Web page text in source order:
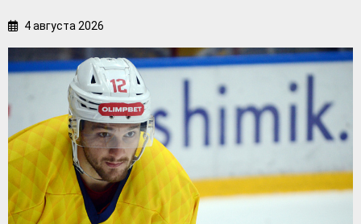
4 августа 2026